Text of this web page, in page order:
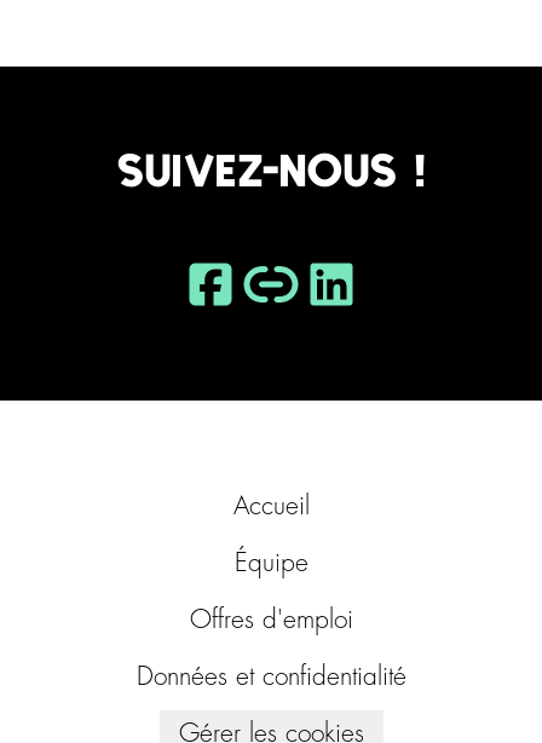
Suivez-nous !
Accueil
Équipe
Offres d'emploi
Données et confidentialité
Gérer les cookies